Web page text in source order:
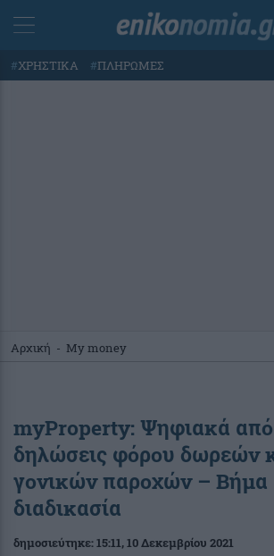
#ΧΡΗΣΤΙΚΑ #ΠΛΗΡΩΜΕΣ
Αρχική - My money
myProperty: Ψηφιακά από
δηλώσεις φόρου δωρεών
γονικών παροχών – Βήμα
διαδικασία
δημοσιεύτηκε:15:11, 10 Δεκεμβρίου 2021